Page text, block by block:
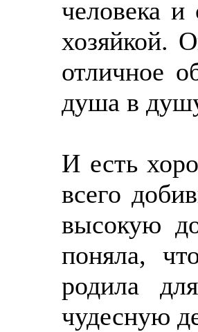
человека и
хозяйкой.
отличное
душа в
И есть
всего
высокую
поняла,
родила
чудесную